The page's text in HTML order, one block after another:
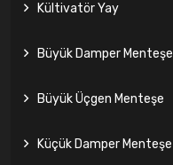
Kültivatör Yay
Büyük Damper Menteşe
Büyük Üçgen Menteşe
Küçük Damper Menteşe